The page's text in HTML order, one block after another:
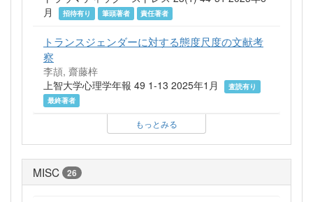
月
招待有り 筆頭著者 責任著者
トランスジェンダーに対する態度尺度の文献考
察
李頡, 齋藤梓
上智大学心理学年報 49 1-13 2025年1月
査読有り
最終著者
もっとみる
MISC 26